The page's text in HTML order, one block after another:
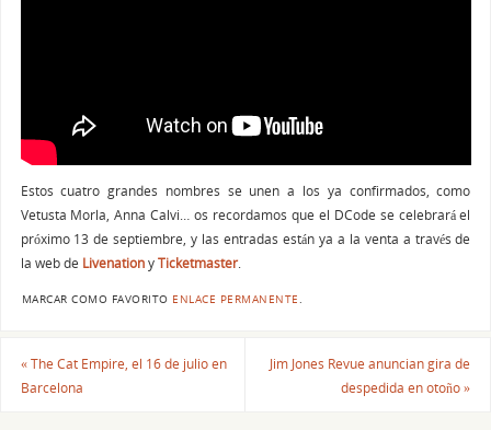
Estos cuatro grandes nombres se unen a los ya confirmados, como
Vetusta Morla, Anna Calvi… os recordamos que el DCode se celebrará el
próximo 13 de septiembre, y las entradas están ya a la venta a través de
la web de LivenationyTicketmaster.
MARCAR COMO FAVORITO ENLACE PERMANENTE.
«The Cat Empire, el 16 de julio en
Barcelona
Jim Jones Revue anuncian gira de
despedida en otoño»